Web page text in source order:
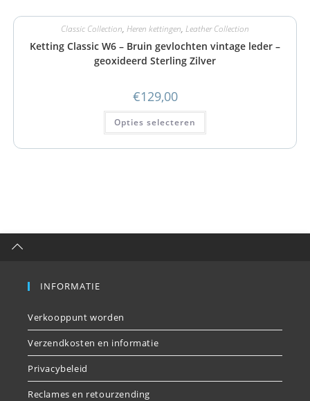
Classic Collection, Heren kettingen, Leather Collection
Ketting Classic W6 – Bruin gevlochten vintage leder –
geoxideerd Sterling Zilver
€129,00
Opties selecteren
INFORMATIE
Verkooppunt worden
Verzendkosten en informatie
Privacybeleid
Reclames en retourzending